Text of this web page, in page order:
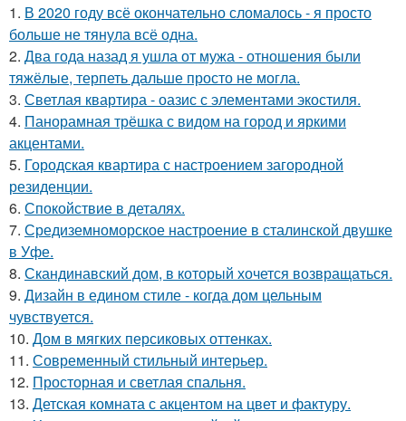
1. В 2020 году всё окончательно сломалось - я просто
больше не тянула всё одна.
2. Два года назад я ушла от мужа - отношения были
тяжёлые, терпеть дальше просто не могла.
3. Светлая квартира - оазис с элементами экостиля.
4. Панорамная трёшка с видом на город и яркими
акцентами.
5. Городская квартира с настроением загородной
резиденции.
6. Спокойствие в деталях.
7. Средиземноморское настроение в сталинской двушке
в Уфе.
8. Скандинавский дом, в который хочется возвращаться.
9. Дизайн в едином стиле - когда дом цельным
чувствуется.
10. Дом в мягких персиковых оттенках.
11. Современный стильный интерьер.
12. Просторная и светлая спальня.
13. Детская комната с акцентом на цвет и фактуру.